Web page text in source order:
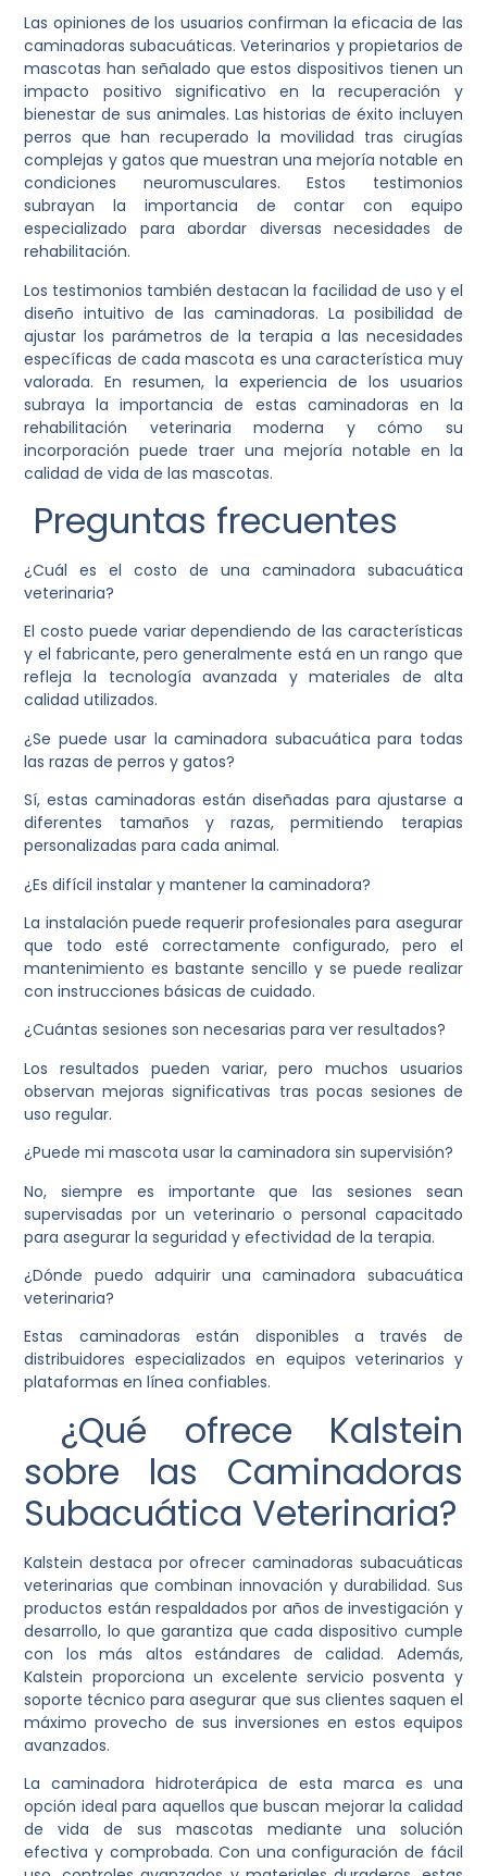
Las opiniones de los usuarios confirman la eficacia de las
caminadoras subacuáticas. Veterinarios y propietarios de
mascotas han señalado que estos dispositivos tienen un
impacto positivo significativo en la recuperación y
bienestar de sus animales. Las historias de éxito incluyen
perros que han recuperado la movilidad tras cirugías
complejas y gatos que muestran una mejoría notable en
condiciones neuromusculares. Estos testimonios
subrayan la importancia de contar con equipo
especializado para abordar diversas necesidades de
rehabilitación.
Los testimonios también destacan la facilidad de uso y el
diseño intuitivo de las caminadoras. La posibilidad de
ajustar los parámetros de la terapia a las necesidades
específicas de cada mascota es una característica muy
valorada. En resumen, la experiencia de los usuarios
subraya la importancia de estas caminadoras en la
rehabilitación veterinaria moderna y cómo su
incorporación puede traer una mejoría notable en la
calidad de vida de las mascotas.
Preguntas frecuentes
¿Cuál es el costo de una caminadora subacuática
veterinaria?
El costo puede variar dependiendo de las características
y el fabricante, pero generalmente está en un rango que
refleja la tecnología avanzada y materiales de alta
calidad utilizados.
¿Se puede usar la caminadora subacuática para todas
las razas de perros y gatos?
Sí, estas caminadoras están diseñadas para ajustarse a
diferentes tamaños y razas, permitiendo terapias
personalizadas para cada animal.
¿Es difícil instalar y mantener la caminadora?
La instalación puede requerir profesionales para asegurar
que todo esté correctamente configurado, pero el
mantenimiento es bastante sencillo y se puede realizar
con instrucciones básicas de cuidado.
¿Cuántas sesiones son necesarias para ver resultados?
Los resultados pueden variar, pero muchos usuarios
observan mejoras significativas tras pocas sesiones de
uso regular.
¿Puede mi mascota usar la caminadora sin supervisión?
No, siempre es importante que las sesiones sean
supervisadas por un veterinario o personal capacitado
para asegurar la seguridad y efectividad de la terapia.
¿Dónde puedo adquirir una caminadora subacuática
veterinaria?
Estas caminadoras están disponibles a través de
distribuidores especializados en equipos veterinarios y
plataformas en línea confiables.
¿Qué ofrece Kalstein
sobre las Caminadoras
Subacuática Veterinaria?
Kalstein destaca por ofrecer caminadoras subacuáticas
veterinarias que combinan innovación y durabilidad. Sus
productos están respaldados por años de investigación y
desarrollo, lo que garantiza que cada dispositivo cumple
con los más altos estándares de calidad. Además,
Kalstein proporciona un excelente servicio posventa y
soporte técnico para asegurar que sus clientes saquen el
máximo provecho de sus inversiones en estos equipos
avanzados.
La caminadora hidroterápica de esta marca es una
opción ideal para aquellos que buscan mejorar la calidad
de vida de sus mascotas mediante una solución
efectiva y comprobada. Con una configuración de fácil